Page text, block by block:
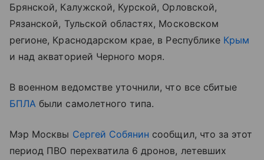
Брянской, Калужской, Курской, Орловской,
Рязанской, Тульской областях, Московском
регионе, Краснодарском крае, в Республике Крым
и над акваторией Черного моря.
В военном ведомстве уточнили, что все сбитые
БПЛА были самолетного типа.
Мэр Москвы Сергей Собянин сообщил, что за этот
период ПВО перехватила 6 дронов, летевших